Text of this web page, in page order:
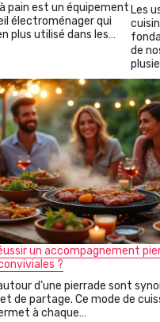
pain est un équipement
électroménager qui
plus utilisé dans les…
Les
de
un accompagnement
?
d’une pierrade sont
de partage. Ce mode de
à chaque…